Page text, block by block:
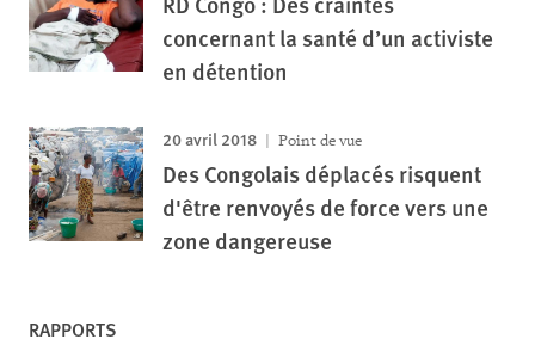
concernant la santé d’un activiste
en détention
20 avril 2018 Point de vue
Des Congolais déplacés risquent
d'être renvoyés de force vers une
zone dangereuse
RAPPORTS